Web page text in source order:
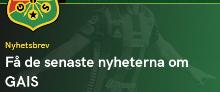
Nyhetsbrev
Få de senaste nyheterna om
GAIS